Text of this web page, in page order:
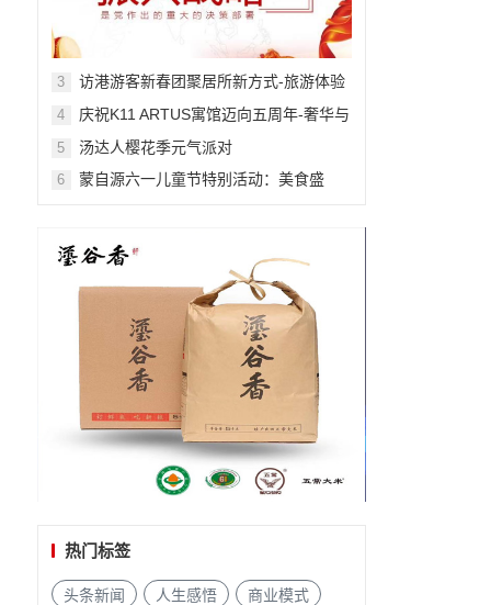
3
访港游客新春团聚居所新方式-旅游体验
4
庆祝K11 ARTUS寓馆迈向五周年-奢华与
5 汤达人樱花季元气派对
6
蒙自源六一儿童节特别活动：美食盛
热门标签
头条新闻 人生感悟
商业模式